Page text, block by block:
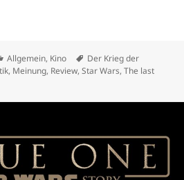
Kategorien
Allgemein, Kino Schlagwörter
Der Krieg der
, Meinung, Review,Star Wars,The last